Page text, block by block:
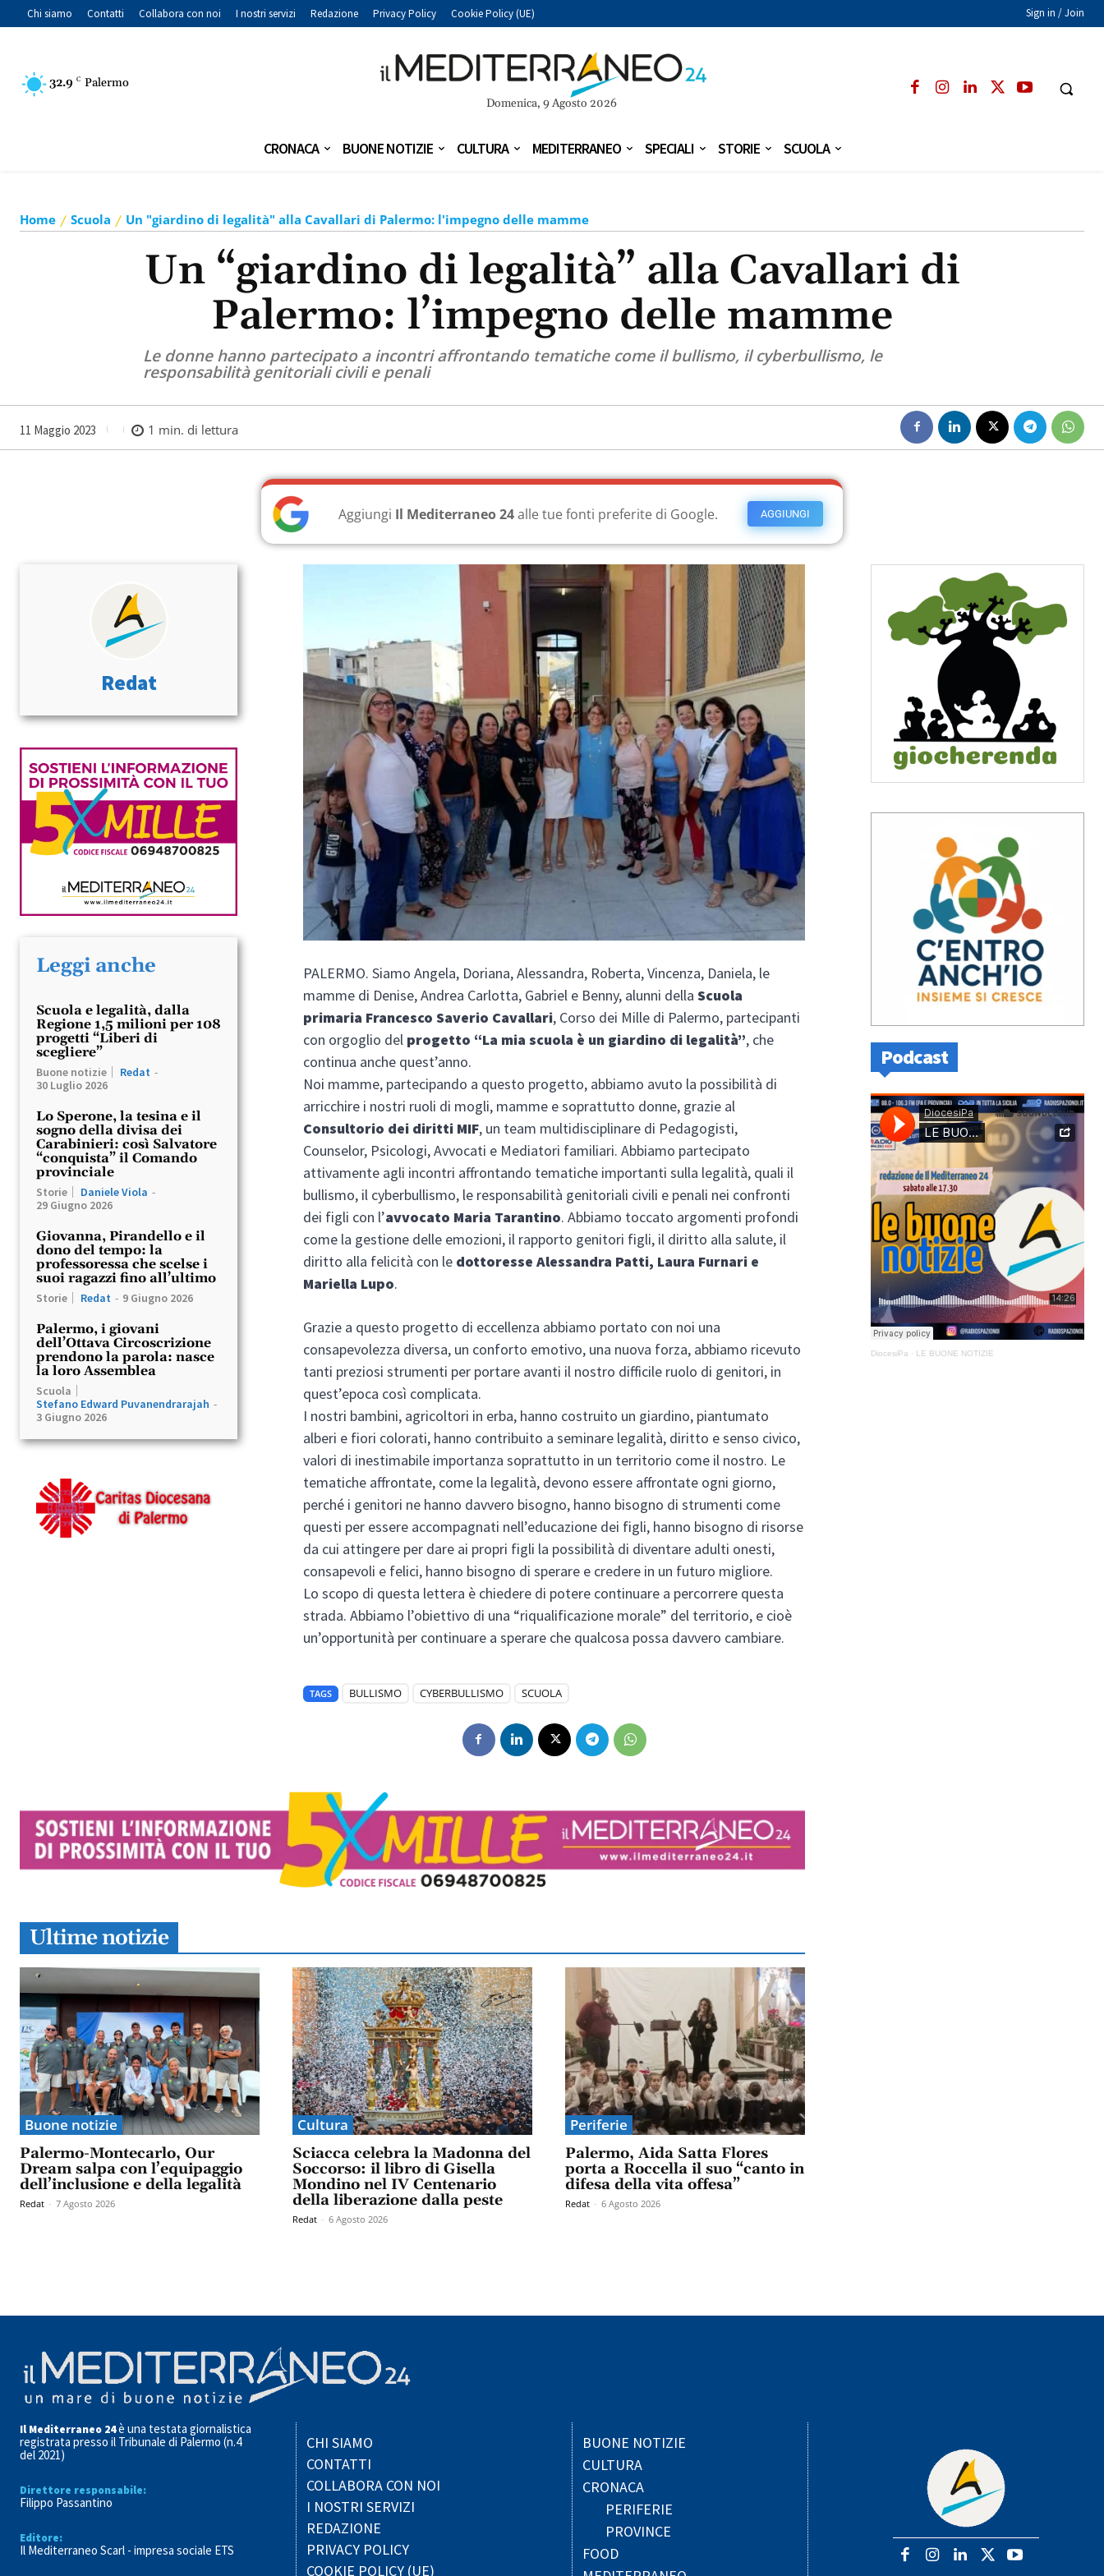
Chi siamo Contatti Collabora con noi I nostri servizi Redazione Privacy Policy Cookie Policy (UE) Sign in / Join
32.9 C Palermo
Domenica, 9 Agosto 2026
CRONACA BUONE NOTIZIE CULTURA MEDITERRANEO SPECIALI STORIE SCUOLA
Home Scuola Un "giardino di legalità" alla Cavallari di Palermo: l'impegno delle mamme
Un “giardino di legalità” alla Cavallari di
Palermo: l’impegno delle mamme
Le donne hanno partecipato a incontri affrontando tematiche come il bullismo, il cyberbullismo, le
responsabilità genitoriali civili e penali
11 Maggio 2023 1 min. di lettura
AGGIUNGI
Aggiungi Il Mediterraneo 24alle tue fonti preferite di Google.
Redat
Leggi anche
Scuola e legalità, dalla
Regione 1,5 milioni per 108
progetti “Liberi di
scegliere”
Buone notizie Redat -
30 Luglio 2026
Lo Sperone, la tesina e il
sogno della divisa dei
Carabinieri: così Salvatore
“conquista” il Comando
provinciale
Storie Daniele Viola -
29 Giugno 2026
Giovanna, Pirandello e il
dono del tempo: la
professoressa che scelse i
suoi ragazzi fino all’ultimo
Storie Redat - 9 Giugno 2026
Palermo, i giovani
dell’Ottava Circoscrizione
prendono la parola: nasce
la loro Assemblea
Scuola
Stefano Edward Puvanendrarajah -
3 Giugno 2026
PALERMO. Siamo Angela, Doriana, Alessandra, Roberta, Vincenza, Daniela, le
mamme di Denise, Andrea Carlotta, Gabriel e Benny, alunni dellaScuola
primaria Francesco Saverio Cavallari, Corso dei Mille di Palermo, partecipanti
con orgoglio del progetto “La mia scuola è un giardino di legalità”, che
continua anche quest’anno.
Noi mamme, partecipando a questo progetto, abbiamo avuto la possibilità di
arricchire i nostri ruoli di mogli, mamme e soprattutto donne, grazie al
Consultorio dei diritti MIF, un team multidisciplinare di Pedagogisti,
Counselor, Psicologi, Avvocati e Mediatori familiari. Abbiamo partecipato
attivamente agli incontri affrontando tematiche importanti sulla legalità, quali il
bullismo, il cyberbullismo, le responsabilità genitoriali civili e penali nei confronti
dei figli con l’avvocato Maria Tarantino. Abbiamo toccato argomenti profondi
come la gestione delle emozioni, il rapporto genitori figli, il diritto alla salute, il
diritto alla felicità con le dottoresse Alessandra Patti, Laura Furnari e
Mariella Lupo.
Grazie a questo progetto di eccellenza abbiamo portato con noi una
consapevolezza diversa, un conforto emotivo, una nuova forza, abbiamo ricevuto
tanti preziosi strumenti per portare avanti il nostro difficile ruolo di genitori, in
quest’epoca così complicata.
I nostri bambini, agricoltori in erba, hanno costruito un giardino, piantumato
alberi e fiori colorati, hanno contribuito a seminare legalità, diritto e senso civico,
valori di inestimabile importanza soprattutto in un territorio come il nostro. Le
tematiche affrontate, come la legalità, devono essere affrontate ogni giorno,
perché i genitori ne hanno davvero bisogno, hanno bisogno di strumenti come
questi per essere accompagnati nell’educazione dei figli, hanno bisogno di risorse
da cui attingere per dare ai propri figli la possibilità di diventare adulti onesti,
consapevoli e felici, hanno bisogno di sperare e credere in un futuro migliore.
Lo scopo di questa lettera è chiedere di potere continuare a percorrere questa
strada. Abbiamo l’obiettivo di una “riqualificazione morale” del territorio, e cioè
un’opportunità per continuare a sperare che qualcosa possa davvero cambiare.
TAGS BULLISMO CYBERBULLISMO SCUOLA
Ultime notizie
Buone notizie
Palermo-Montecarlo, Our
Dream salpa con l’equipaggio
dell’inclusione e della legalità
Redat - 7 Agosto 2026
Cultura
Sciacca celebra la Madonna del
Soccorso: il libro di Gisella
Mondino nel IV Centenario
della liberazione dalla peste
Redat - 6 Agosto 2026
Periferie
Palermo, Aida Satta Flores
porta a Roccella il suo “canto in
difesa della vita offesa”
Redat - 6 Agosto 2026
Podcast
DiocesiPa · LE BUONE NOTIZIE
Il Mediterraneo 24è una testata giornalistica
registrata presso il Tribunale di Palermo (n.4
del 2021)
Direttore responsabile:
Filippo Passantino
Editore:
Il Mediterraneo Scarl - impresa sociale ETS
CHI SIAMO
CONTATTI
COLLABORA CON NOI
I NOSTRI SERVIZI
REDAZIONE
PRIVACY POLICY
COOKIE POLICY (UE)
BUONE NOTIZIE
CULTURA
CRONACA
PERIFERIE
PROVINCE
FOOD